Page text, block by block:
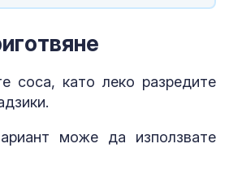
соса, като леко разредите
може да използвате